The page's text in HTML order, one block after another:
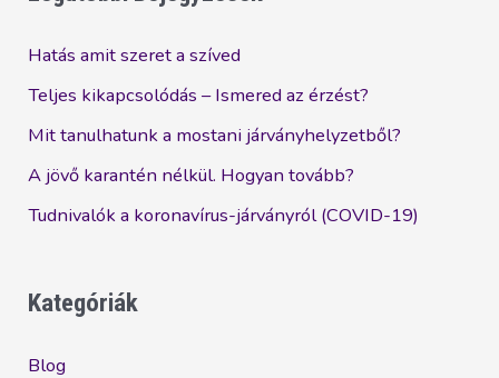
hogy
milliomos
lehetsz!
Hatás amit szeret a szíved
Teljes kikapcsolódás – Ismered az érzést?
Mit tanulhatunk a mostani járványhelyzetből?
A jövő karantén nélkül. Hogyan tovább?
Tudnivalók a koronavírus-járványról (COVID-19)
Kategóriák
Blog